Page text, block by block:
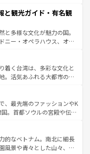
楽と美食が融合した独特の
各地域で異なる魅力を楽
歴史を感じることができ
や列車の旅も、アメリカ
番の観光地といえばオアフ
マウイ島やカウアイ島が
輝く海をはじめ、豊かな
アロハスピリット」と呼ば
やハワイアンミュージッ
すべてがハワイの魅力を彩
見と感動が待っているハ
と観光ガイド・有名観
と多様な文化が魅力の国。
ニー・オペラハウス、オー
るウルル（エアーズロッ
林やケアンズの熱帯雨林な
、カフェやワイン、オージ
おり、サーフィンやダイ
トドア好きにはたまらな
力を存分に味わいつくそ
着く台湾は、多彩な文化と
。活気あふれる大都市の台
湾東部など、都市の喧騒
、訪れる人に新しい発見と
、奥深い台湾の食文化も魅
、バラエティ豊かな料理
台湾情報は コンテンツ一覧を参
、最先端のファッションやK
。首都ソウルの宮殿や伝統
の自然美を楽しむことが
、絶品のストリートフード
っている。夜には、韓国な
的なベトナム。南北に細長
風景や青々とした山々、世